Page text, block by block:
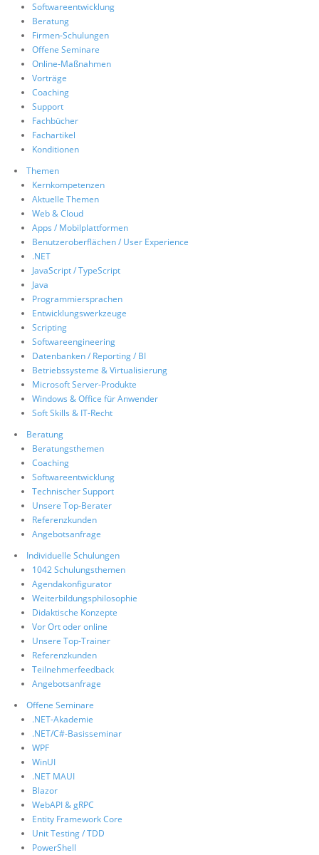
Über uns
Suche
Softwareentwicklung
Beratung
Firmen-Schulungen
Offene Seminare
Online-Maßnahmen
Vorträge
Coaching
Support
Fachbücher
Fachartikel
Konditionen
Themen
Kernkompetenzen
Aktuelle Themen
Web & Cloud
Apps / Mobilplattformen
Benutzeroberflächen / User Experience
.NET
JavaScript / TypeScript
Java
Programmiersprachen
Entwicklungswerkzeuge
Scripting
Softwareengineering
Datenbanken / Reporting / BI
Betriebssysteme & Virtualisierung
Microsoft Server-Produkte
Windows & Office für Anwender
Soft Skills & IT-Recht
Beratung
Beratungsthemen
Coaching
Softwareentwicklung
Technischer Support
Unsere Top-Berater
Referenzkunden
Angebotsanfrage
Individuelle Schulungen
1042 Schulungsthemen
Agendakonfigurator
Weiterbildungsphilosophie
Didaktische Konzepte
Vor Ort oder online
Unsere Top-Trainer
Referenzkunden
Teilnehmerfeedback
Angebotsanfrage
Offene Seminare
.NET-Akademie
.NET/C#-Basisseminar
WPF
WinUI
.NET MAUI
Blazor
WebAPI & gRPC
Entity Framework Core
Unit Testing / TDD
PowerShell